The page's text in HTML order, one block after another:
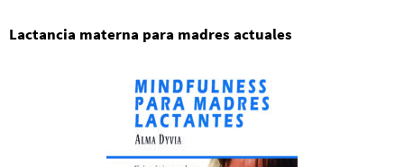
Lactancia materna para madres actuales